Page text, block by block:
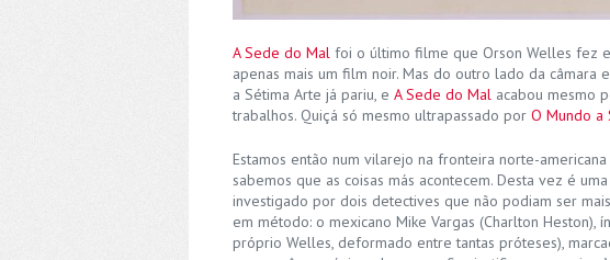
A Sede do Mal foi o último filme que Orson Welles fez
apenas mais um film noir. Mas do outro lado da câmara
a Sétima Arte já pariu, e A Sede do Mal acabou mesmo
trabalhos. Quiçá só mesmo ultrapassado por O Mundo a
Estamos então num vilarejo na fronteira norte-
sabemos que as coisas más acontecem. Desta vez é
investigado por dois detectives que não podiam ser
em método: o mexicano Mike Vargas (Charlton Heston),
próprio Welles, deformado entre tantas próteses),